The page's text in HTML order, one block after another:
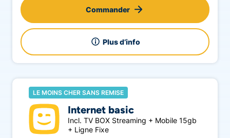
Plus d’info
Commander
LE MOINS CHER SANS REMISE
Internet basic
Incl. TV BOX Streaming + Mobile 15gb
+ Ligne Fixe